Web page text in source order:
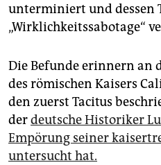
unterminiert und dessen
„Wirklichkeitssabotage“
Die Befunde erinnern an
des römischen Kaisers
den zuerst Tacitus
derdeutsche Historiker
Empörung seiner
untersucht hat.